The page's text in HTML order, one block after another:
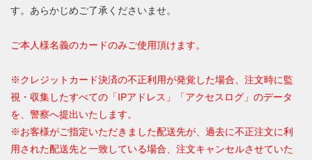
す。あらかじめご了承くださいませ。
ご本人様名義のカードのみご使用頂けます。
※クレジットカード決済の不正利用が発覚した場合、注文時に監
視・収集したすべての「IPアドレス」「アクセスログ」のデータ
を、警察へ提出いたします。
※お客様がご指定いただきました配送先が、過去に不正注文に利
用された配送先と一致している場合、注文キャンセルさせていた